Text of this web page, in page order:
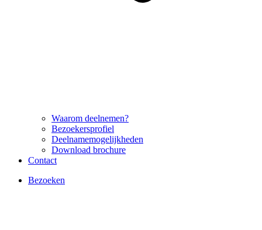
Waarom deelnemen?
Bezoekersprofiel
Deelnamemogelijkheden
Download brochure
Contact
Bezoeken